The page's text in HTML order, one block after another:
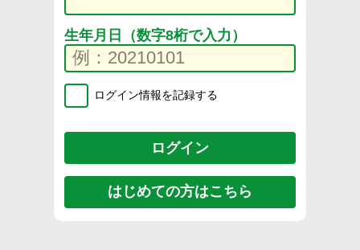
生年月日（数字8桁で入力）
ログイン情報を記録する
はじめての方はこちら